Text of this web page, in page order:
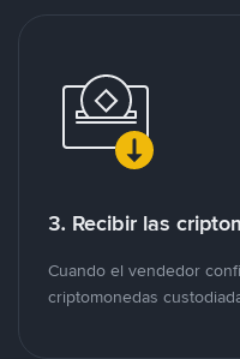
3. Recibir las
Cuando el vendedor
criptomonedas